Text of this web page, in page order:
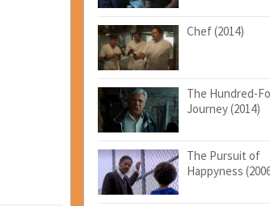
Chef (2014)
The Hundred-
Journey (2014)
The Pursuit of
Happyness